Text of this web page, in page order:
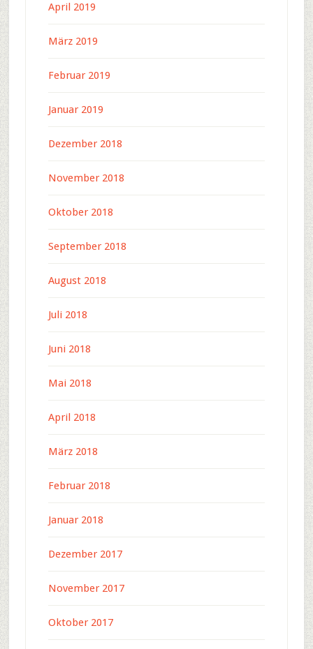
April 2019
März 2019
Februar 2019
Januar 2019
Dezember 2018
November 2018
Oktober 2018
September 2018
August 2018
Juli 2018
Juni 2018
Mai 2018
April 2018
März 2018
Februar 2018
Januar 2018
Dezember 2017
November 2017
Oktober 2017